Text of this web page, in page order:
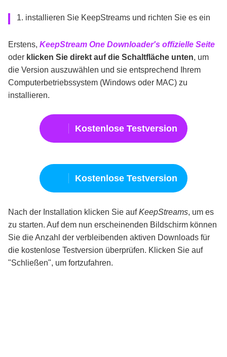
1. installieren Sie KeepStreams und richten Sie es ein
Erstens, KeepStream One Downloader's offizielle Seite
oder klicken Sie direkt auf die Schaltfläche unten, um
die Version auszuwählen und sie entsprechend Ihrem
Computerbetriebssystem (Windows oder MAC) zu
installieren.
Kostenlose Testversion
Kostenlose Testversion
Nach der Installation klicken Sie aufKeepStreams, um es
zu starten. Auf dem nun erscheinenden Bildschirm können
Sie die Anzahl der verbleibenden aktiven Downloads für
die kostenlose Testversion überprüfen. Klicken Sie auf
"Schließen", um fortzufahren.